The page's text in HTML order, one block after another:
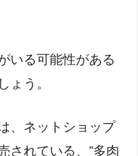
いる可能性がある
ょう。
、ネットショップ
されている、”多肉